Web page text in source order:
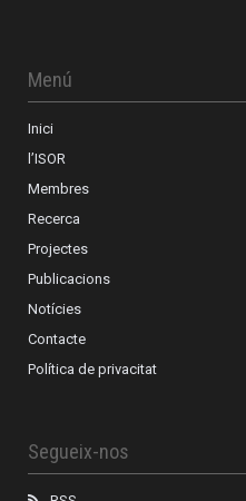
Menú
Inici
l’ISOR
Membres
Recerca
Projectes
Publicacions
Notícies
Contacte
Política de privacitat
Segueix-nos